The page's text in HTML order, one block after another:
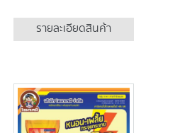
รายละเอียดสินค้า